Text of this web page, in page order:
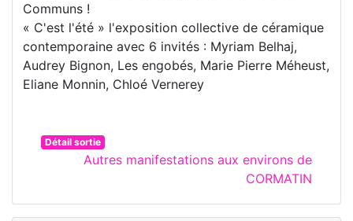
Communs !
« C'est l'été » l'exposition collective de céramique
contemporaine avec 6 invités : Myriam Belhaj,
Audrey Bignon, Les engobés, Marie Pierre Méheust,
Eliane Monnin, Chloé Vernerey
Détail sortie
Autres manifestations aux environs de
CORMATIN